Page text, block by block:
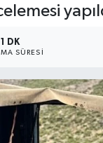
1 DK
SÜRESI